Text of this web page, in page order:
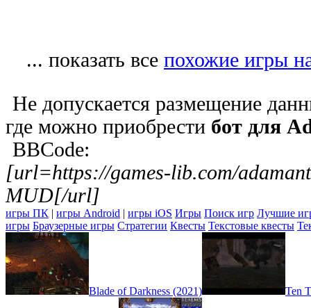
... показать все похожие игры
Не допускается размещение
где можно приобрести бот для
BBCode:
[url=https://games-lib.com/
MUD[/url]
игры ПК | игры Android | игры iOS Игры Поиск игр Лучшие
игры Браузерные игры Стратегии Квесты Текстовые квесты
Blade of Darkness (2021) Ten